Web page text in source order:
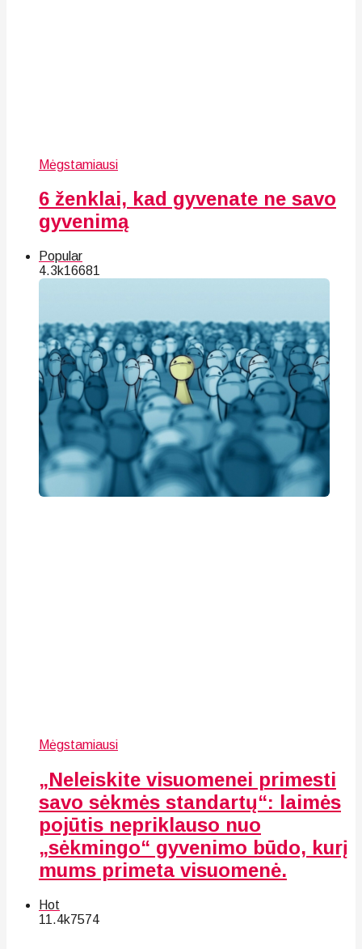
Mėgstamiausi
6 ženklai, kad gyvenate ne savo
gyvenimą
Popular
4.3k16681
Mėgstamiausi
„Neleiskite visuomenei primesti
savo sėkmės standartų“: laimės
pojūtis nepriklauso nuo
„sėkmingo“ gyvenimo būdo, kurį
mums primeta visuomenė.
Hot
11.4k7574